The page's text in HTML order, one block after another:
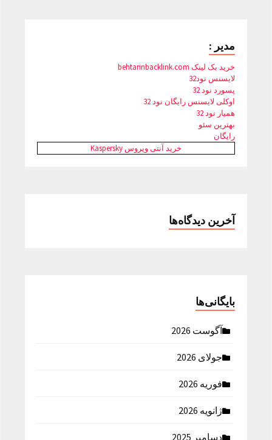
مدیر :
خرید بک لینک behtarinbacklink.com
لایسنس نود32
پسورد نود 32
اوکلی لایسنس رایگان نود 32
همیار نود 32
بهترین سئو
رایگان
خرید آنتی ویروس Kaspersky
آخرین دیدگاه‌ها
بایگانی‌ها
آگوست 2026
جولای 2026
فوریه 2026
ژانویه 2026
دسامبر 2025